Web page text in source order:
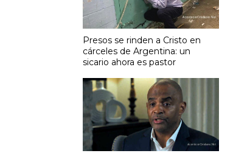
Presos se rinden a Cristo en
cárceles de Argentina: un
sicario ahora es pastor